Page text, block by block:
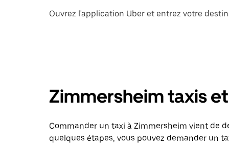
Ouvrez l'application Uber et entrez votre
Zimmersheim taxis
Commander un taxi à Zimmersheim vient de
quelques étapes, vous pouvez demander un